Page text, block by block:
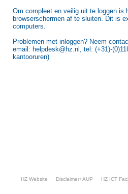
Om compleet en veilig uit te loggen is
browserschermen af te sluiten. Dit is
computers.
Problemen met inloggen? Neem
email: helpdesk@hz.nl, tel: (+31)-
kantooruren)
HZ Website Disclaimer+AUP HZ ICT